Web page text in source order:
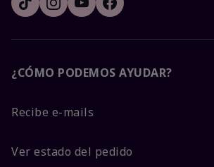
¿CÓMO PODEMOS AYUDAR?
Recibe e-mails
Ver estado del pedido